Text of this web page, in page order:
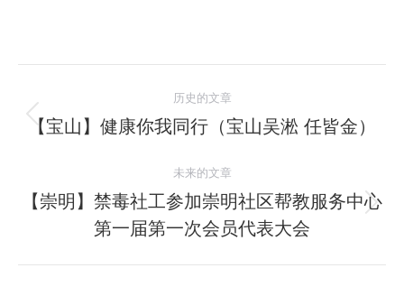
章
航
历史的文章
历
的
文
章：
【宝山】健康你我同行（宝山吴淞 任皆金）
未来的文章
未
来
的
【崇明】禁毒社工参加崇明社区帮教服务中心
第一届第一次会员代表大会